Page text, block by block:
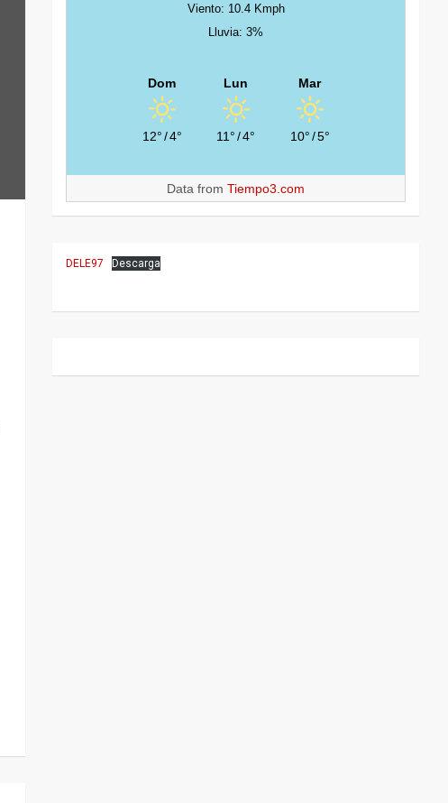
Viento: 10.4 Kmph
Lluvia: 3%
Dom
12°/4°
Lun
11°/4°
Mar
10°/5°
Data fromTiempo3.com
DELE97 Descarga